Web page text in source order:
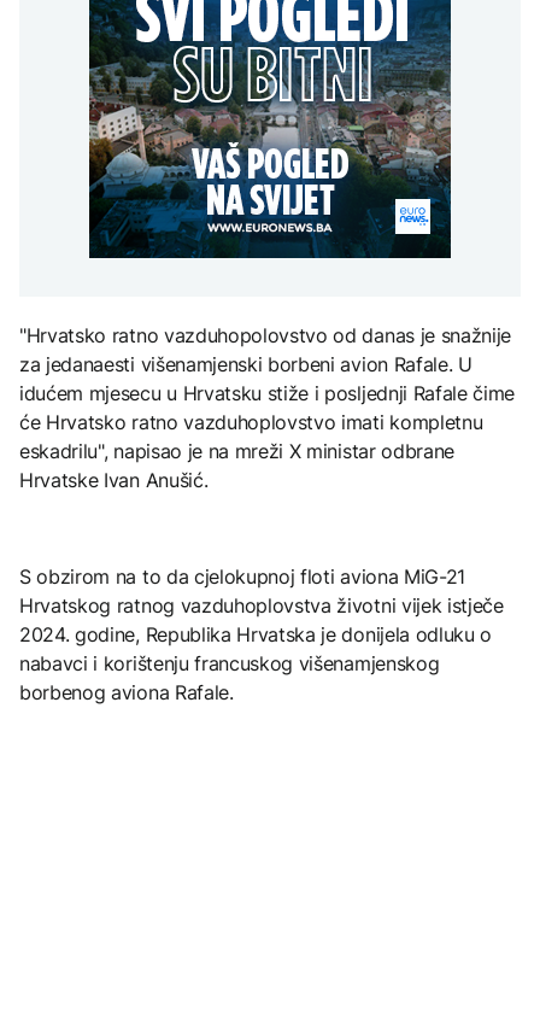
mogli uskoro biti vraćeni
na posao
DRUŠTVO
Mostar: Otpušteni
radnici iz Komunalnog bi
mogli uskoro biti vraćeni
na posao
Grgurević traži
odgovore o planiranoj
solarnoj elektrani u
blizini Manastira Ostrog
SAD uvele nove sankcije
Kubi
AKTUELNO
Zelenski smijenio
ambasadore u Hrvatskoj
i Crnoj Gori
ZDRAVLJE
Šta je Ciklospora i da li
prijeti širenje u Evropi?
KULTURA
septembra: Stiže
evropski pozorišni
spektakl “Brechtovi
duhovi”
"Hrvatsko ratno vazduhopolovstvo od danas je snažnije
za jedanaesti višenamjenski borbeni avion Rafale. U
idućem mjesecu u Hrvatsku stiže i posljednji Rafale čime
će Hrvatsko ratno vazduhoplovstvo imati kompletnu
eskadrilu", napisao je na mreži X ministar odbrane
Hrvatske Ivan Anušić.
S obzirom na to da cjelokupnoj floti aviona MiG-21
Hrvatskog ratnog vazduhoplovstva životni vijek istječe
2024. godine, Republika Hrvatska je donijela odluku o
nabavci i korištenju francuskog višenamjenskog
borbenog aviona Rafale.